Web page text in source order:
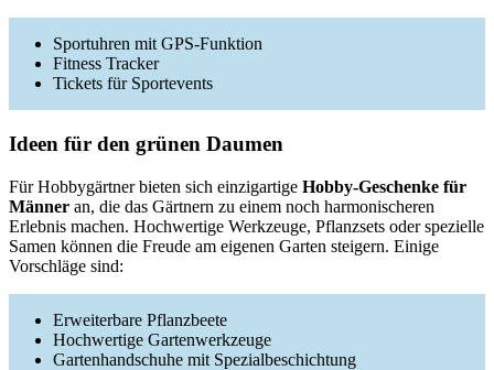
Sportuhren mit GPS-Funktion
Fitness Tracker
Tickets für Sportevents
Ideen für den grünen Daumen
Für Hobbygärtner bieten sich einzigartige Hobby-Geschenke für
Männer an, die das Gärtnern zu einem noch harmonischeren
Erlebnis machen. Hochwertige Werkzeuge, Pflanzsets oder spezielle
Samen können die Freude am eigenen Garten steigern. Einige
Vorschläge sind:
Erweiterbare Pflanzbeete
Hochwertige Gartenwerkzeuge
Gartenhandschuhe mit Spezialbeschichtung